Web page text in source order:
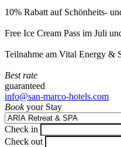
10% Rabatt auf Schönheits-
Free Ice Cream Pass im Juli
Teilnahme am Vital Energy &
Best rate
guaranteed
info@san-marco-hotels.com
Bookyour Stay
Check in
Check out